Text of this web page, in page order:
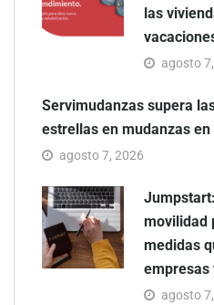
las
agosto
Servimudanzas supera
estrellas en mudanzas en
agosto 7, 2026
movilidad
medidas
empresas
agosto